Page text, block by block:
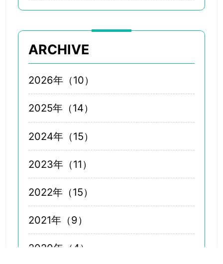
ARCHIVE
2026年（10）
2025年（14）
2024年（15）
2023年（11）
2022年（15）
2021年（9）
2020年（4）